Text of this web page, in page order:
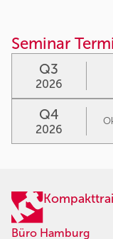
Seminar
Q3
2026
Q4
2026
Büro Hamburg